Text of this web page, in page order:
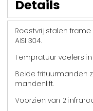
Details
Roestvrij stalen frame
AISI 304.
Tempratuur voelers
Beide frituurmanden
mandenlift.
Voorzien van 2